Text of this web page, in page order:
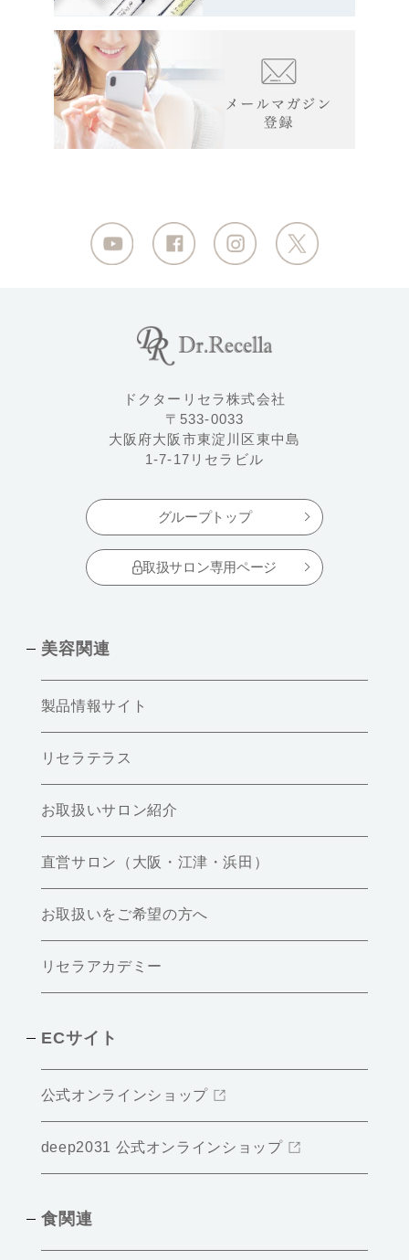
ドクターリセラ株式会社
〒533-0033
大阪府大阪市東淀川区東中島
1-7-17リセラビル
グループトップ
取扱サロン専用ページ
美容関連
製品情報サイト
リセラテラス
お取扱いサロン紹介
直営サロン（大阪・江津・浜田）
お取扱いをご希望の方へ
リセラアカデミー
ECサイト
公式オンラインショップ
deep2031 公式オンラインショップ
食関連